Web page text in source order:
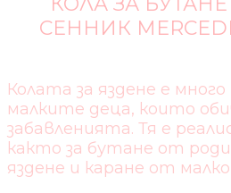
СЕННИК
Колата за яздене е
малките деца, които
забавленията. Тя е
както за бутане от
яздене и каране от